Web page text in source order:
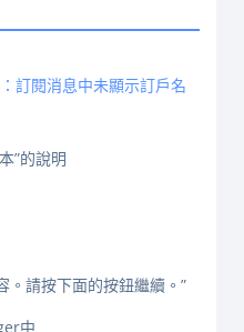
訂閱消息中未顯示訂戶名
”的說明
。請按下面的按鈕繼續。”
中